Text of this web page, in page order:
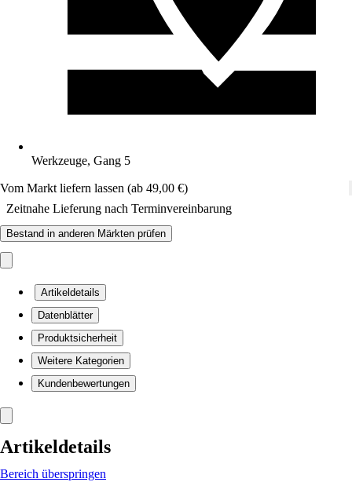
Werkzeuge, Gang 5
Vom Markt liefern lassen (ab 49,00 €)
Zeitnahe Lieferung nach Terminvereinbarung
Bestand in anderen Märkten prüfen
Artikeldetails
Datenblätter
Produktsicherheit
Weitere Kategorien
Kundenbewertungen
Artikeldetails
Bereich überspringen